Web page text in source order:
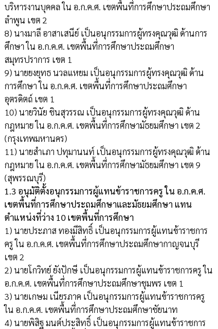
บริหารงานบุคคล ใน อ.ก.ค.ศ. เขตพื้นที่การศึกษาประถมศึกษา
ลำพูน เขต 2
8) นางมาลี อาสาเสนีย์ เป็นอนุกรรมการผู้ทรงคุณวุฒิ ด้านการ
ศึกษา ใน อ.ก.ค.ศ. เขตพื้นที่การศึกษาประถมศึกษา
สมุทรปราการ เขต 1
9) นายยงยุทธ นวลแหยม เป็นอนุกรรมการผู้ทรงคุณวุฒิ ด้าน
การศึกษา ใน อ.ก.ค.ศ. เขตพื้นที่การศึกษาประถมศึกษา
อุตรดิตถ์ เขต 1
10) นายวินัย ชินสุวรรณ เป็นอนุกรรมการผู้ทรงคุณวุฒิ ด้าน
กฎหมาย ใน อ.ก.ค.ศ. เขตพื้นที่การศึกษามัธยมศึกษา เขต 2
(กรุงเทพมหานคร)
11) นายสำเภา ปทุมานนท์ เป็นอนุกรรมการผู้ทรงคุณวุฒิ ด้าน
กฎหมาย ใน อ.ก.ค.ศ. เขตพื้นที่การศึกษามัธยมศึกษา เขต 9
(สุพรรณบุรี)
1.3 อนุมัติตั้งอนุกรรมการผู้แทนข้าราชการครู ใน อ.ก.ค.ศ.
เขตพื้นที่การศึกษาประถมศึกษาและมัธยมศึกษา แทน
ตำแหน่งที่ว่าง 10 เขตพื้นที่การศึกษา
1) นายประภาส ทองมีสิทธิ์ เป็นอนุกรรมการผู้แทนข้าราชการ
ครู ใน อ.ก.ค.ศ. เขตพื้นที่การศึกษาประถมศึกษากาญจนบุรี
เขต 2
2) นายโกวิทย์ ยังปักษี เป็นอนุกรรมการผู้แทนข้าราชการครู ใน
อ.ก.ค.ศ. เขตพื้นที่การศึกษาประถมศึกษาชุมพร เขต 1
3) นายเกษม เนียรภาค เป็นอนุกรรมการผู้แทนข้าราชการครู
ใน อ.ก.ค.ศ. เขตพื้นที่การศึกษาประถมศึกษาชัยนาท
4) นายพิสิฐ มนต์ประสิทธิ์ เป็นอนุกรรมการผู้แทนข้าราชการ